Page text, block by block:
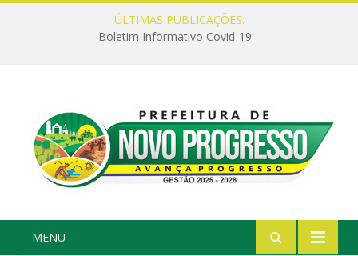
ÚLTIMAS PUBLICAÇÕES:
Boletim Informativo Covid-19
MENU